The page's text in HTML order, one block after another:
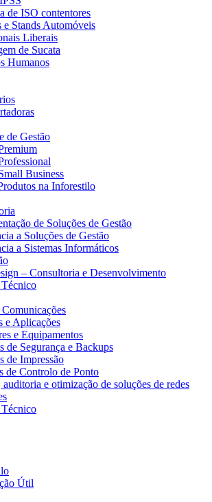
de ISO contentores
e Stands Automóveis
Liberais
de Sucata
Humanos
de Gestão
Business
na Inforestilo
de Soluções de Gestão
a Soluções de Gestão
a Sistemas Informáticos
– Consultoria e Desenvolvimento
Comunicações
e Aplicações
e Equipamentos
de Segurança e Backups
de Impressão
de Controlo de Ponto
e otimização de soluções de redes
Útil